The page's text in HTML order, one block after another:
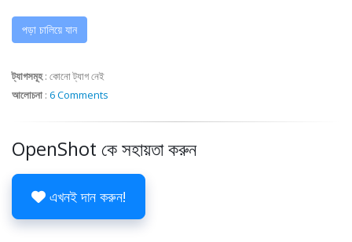
পড়া চালিয়ে যান
ট্যাগসমূহ: কোনো ট্যাগ নেই
আলোচনা : 6 Comments
OpenShot কে সহায়তা করুন
এখনই দান করুন!